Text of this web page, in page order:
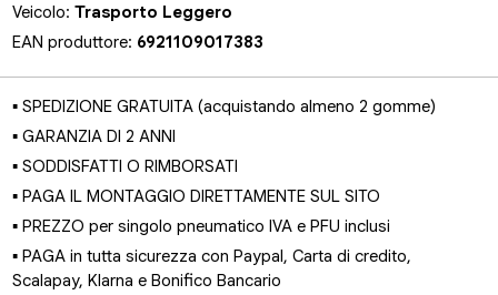
Veicolo:Trasporto Leggero
EAN produttore: 6921109017383
▪ SPEDIZIONE GRATUITA (acquistando almeno 2 gomme)
▪ GARANZIA DI 2 ANNI
▪ SODDISFATTI O RIMBORSATI
▪ PAGA IL MONTAGGIO DIRETTAMENTE SUL SITO
▪ PREZZO per singolo pneumatico IVA e PFU inclusi
▪ PAGA in tutta sicurezza con Paypal, Carta di credito,
Scalapay, Klarna e Bonifico Bancario